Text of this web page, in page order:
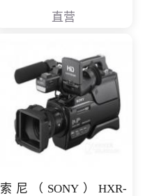
直营
索尼（SONY）HXR-